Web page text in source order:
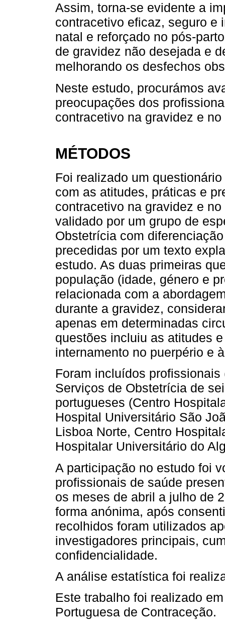
Assim, torna-se evidente a
contracetivo eficaz, seguro e
natal e reforçado no pós-
de gravidez não desejada e
melhorando os desfechos
Neste estudo, procurámos
preocupações dos
contracetivo na gravidez e
MÉTODOS
Foi realizado um
com as atitudes, práticas e
contracetivo na gravidez e
validado por um grupo de
Obstetrícia com
precedidas por um texto
estudo. As duas primeiras
população (idade, género e
relacionada com a
durante a gravidez,
apenas em determinadas
questões incluiu as atitudes
internamento no puerpério e
Foram incluídos
Serviços de Obstetrícia de
portugueses (Centro
Hospital Universitário São
Lisboa Norte, Centro
Hospitalar Universitário do
A participação no estudo foi
profissionais de saúde
os meses de abril a julho de
forma anónima, após
recolhidos foram utilizados
investigadores principais,
confidencialidade.
A análise estatística foi
Este trabalho foi realizado
Portuguesa de Contraceção.